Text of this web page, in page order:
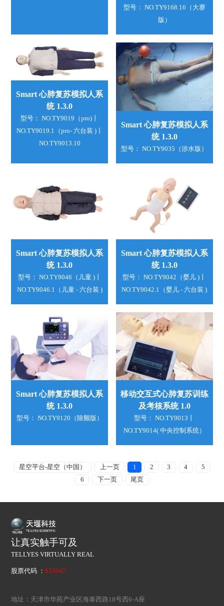
型号： NO.TY9168.16（大赛
版）
Smart 心肺复苏模拟人系
统 1.3.0
型号： NO.TY9019（pro)丨
NO.TY9019.1（pro- 六台装 )丨
NO.TY9013.10
Smart 心肺复苏模拟人系
统 1.3.0
型号： NO.TY9035（涉水版）
Smart 心肺复苏模拟人系
统 1.3.0
型号： NO.TY9046（儿童 )丨
NO.TY9046.1（儿童 - 六台装 )
Smart 心肺复苏模拟人系
统 1.3.0
型号： NO.TY9042（婴儿 )丨
NO.TY9042.1（婴儿 - 六台装 )
Smart 心肺复苏模拟人系
统 1.3.0
型号： NO.TY9120（除颤版）
移动交互式心肺复苏训练
及考核系统 1.0
型号： NO.TY9013丨
NO.TY9014( 中央控制系统）
星空平台-星空（中国） 上一页 1 2 3 4
5
6
下一页 尾页
让真实触手可及
TELLYES VIRTUALLY REAL
股票代码 ：833047
地址：天津市华苑产业区海泰西路18号西6-A座